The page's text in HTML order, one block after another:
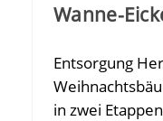
Wanne-
Entsorgung
in zwei